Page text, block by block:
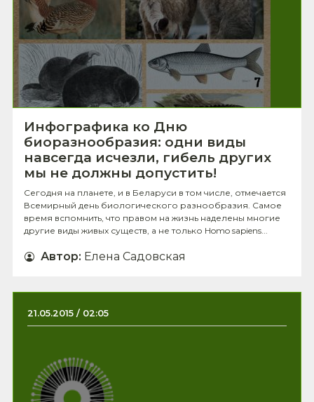
Инфографика ко Дню
биоразнообразия: одни виды
навсегда исчезли, гибель других
мы не должны допустить!
Сегодня на планете, и в Беларуси в том числе, отмечается
Всемирный день биологического разнообразия. Самое
время вспомнить, что правом на жизнь наделены многие
другие виды живых существ, а не только Homo sapiens...
Автор: Елена Садовская
21.05.2015 / 02:05